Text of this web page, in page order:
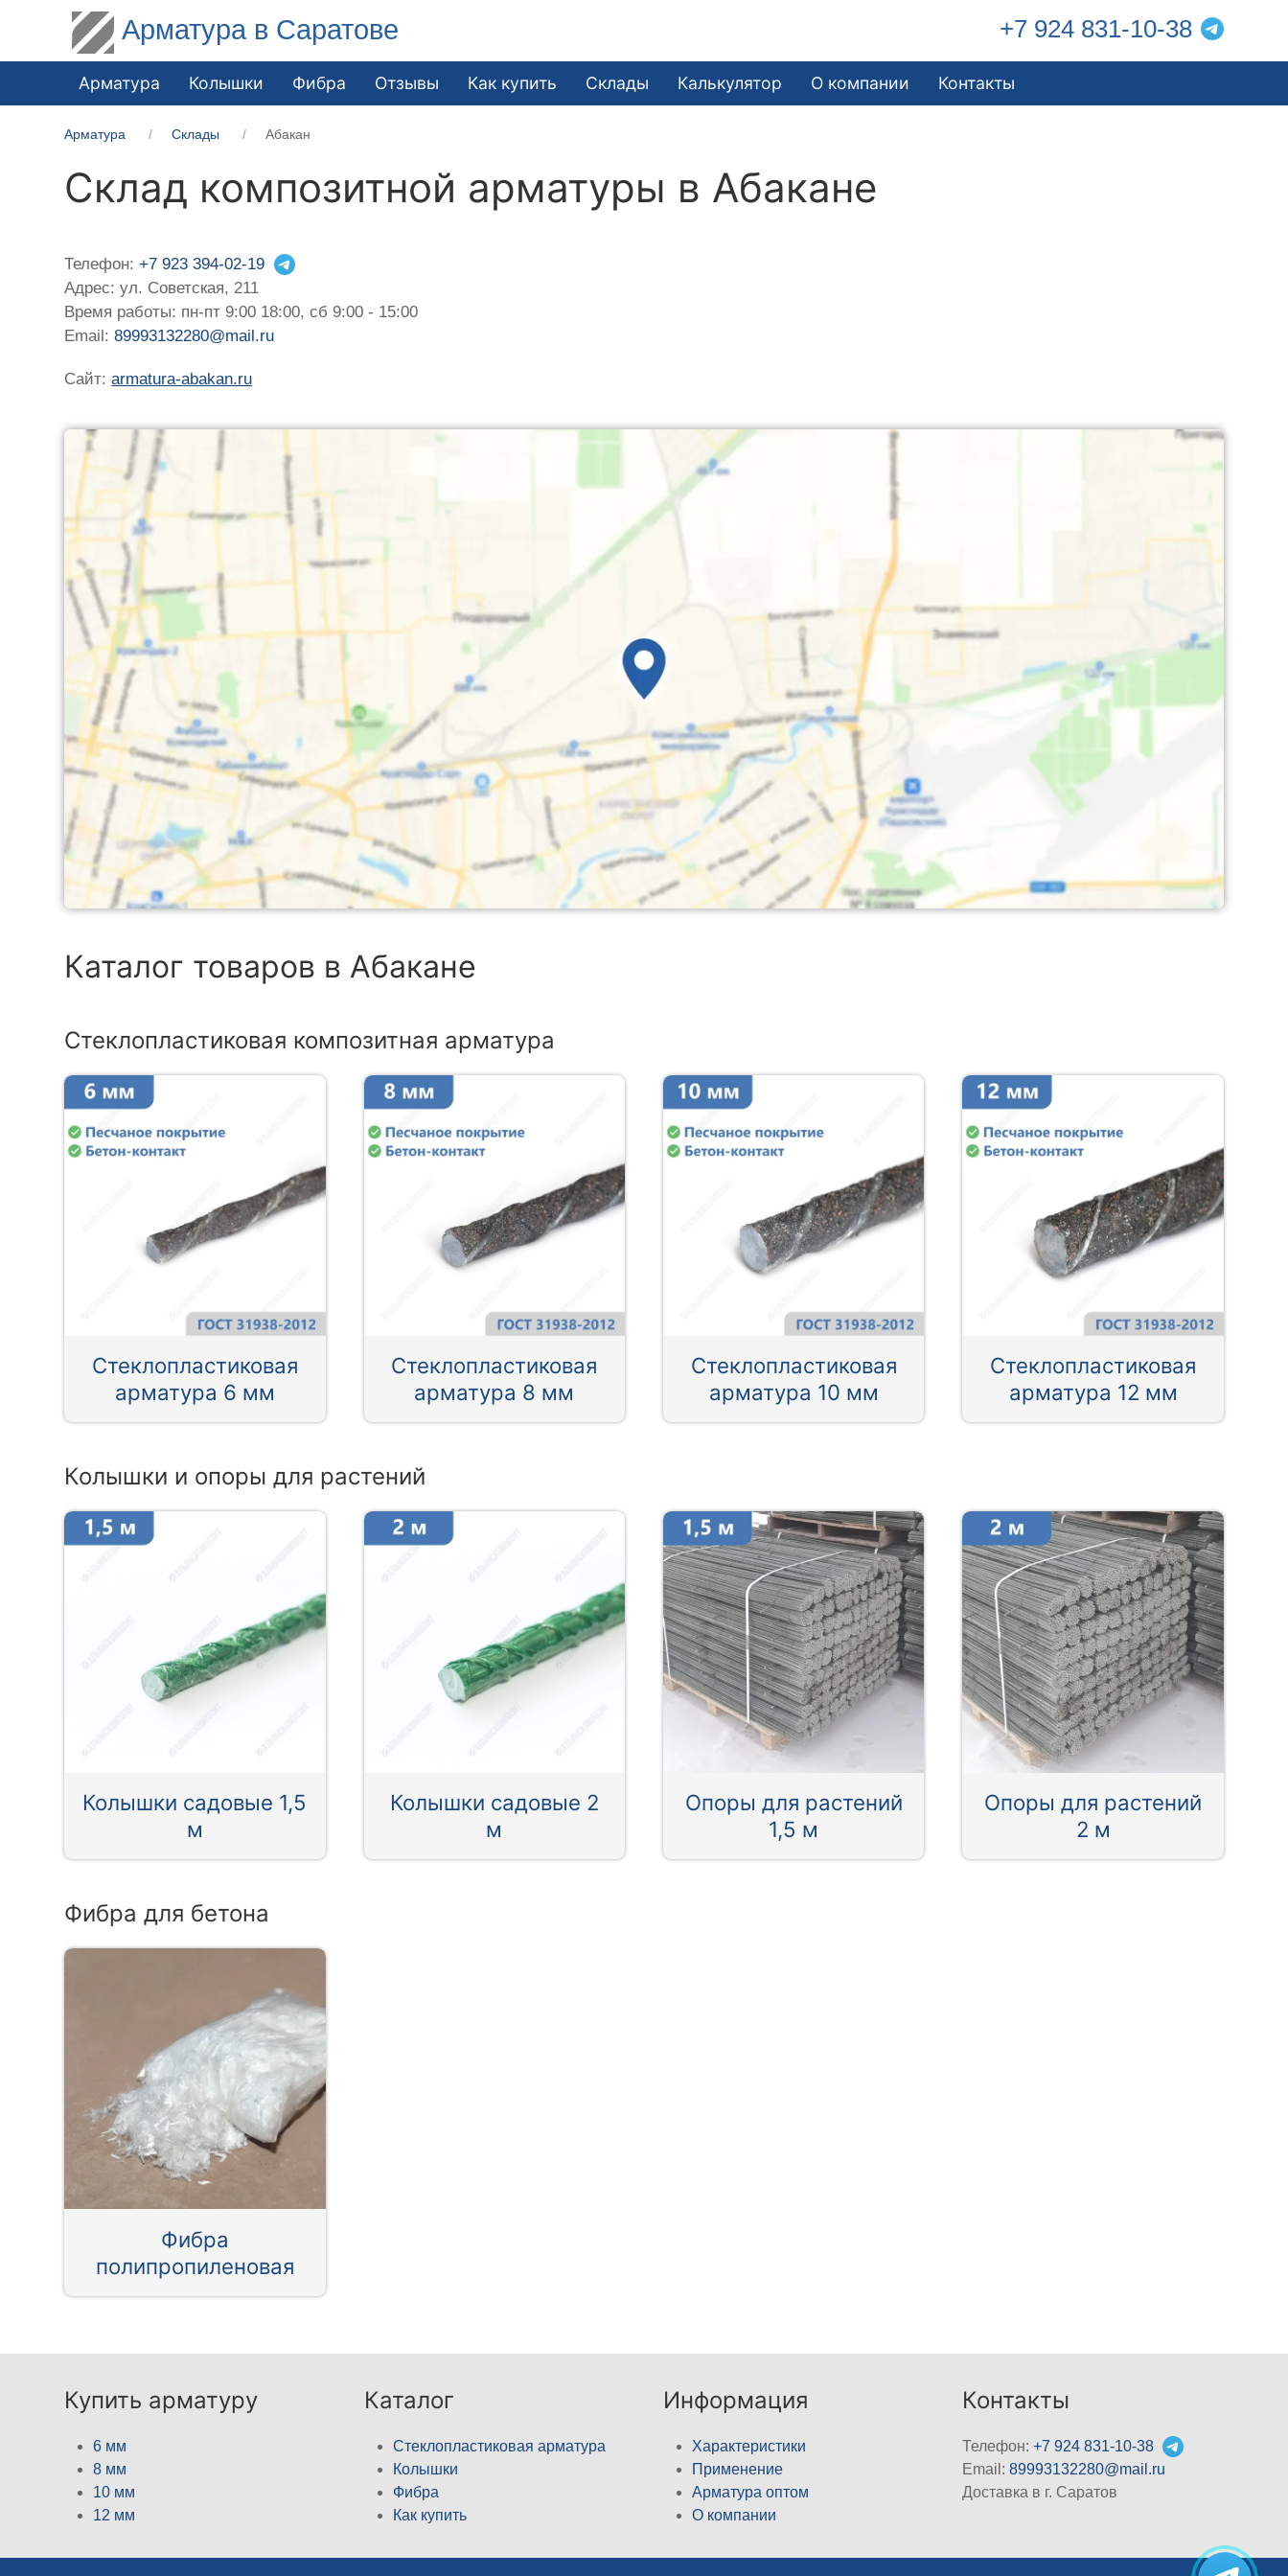
Арматура в Саратове +7 924 831-10-38
Арматура Колышки Фибра Отзывы Как купить Склады Калькулятор О компании Контакты
Арматура Склады Абакан
Склад композитной арматуры в Абакане
Телефон:+7 923 394-02-19
Адрес: ул. Советская, 211
Время работы: пн-пт 9:00 18:00, сб 9:00 - 15:00
Email:89993132280@mail.ru
Сайт:armatura-abakan.ru
Каталог товаров в Абакане
Стеклопластиковая композитная арматура
Стеклопластиковая
арматура 6 мм
Стеклопластиковая
арматура 8 мм
Стеклопластиковая
арматура 10 мм
Стеклопластиковая
арматура 12 мм
Колышки и опоры для растений
Колышки садовые 1,5
м
Колышки садовые 2
м
Опоры для растений
1,5 м
Опоры для растений
2 м
Фибра для бетона
Фибра
полипропиленовая
Купить арматуру
6 мм
8 мм
10 мм
12 мм
Каталог
Стеклопластиковая арматура
Колышки
Фибра
Как купить
Информация
Характеристики
Применение
Арматура оптом
О компании
Контакты
Телефон:+7 924 831-10-38
Email:89993132280@mail.ru
Доставка в г. Саратов